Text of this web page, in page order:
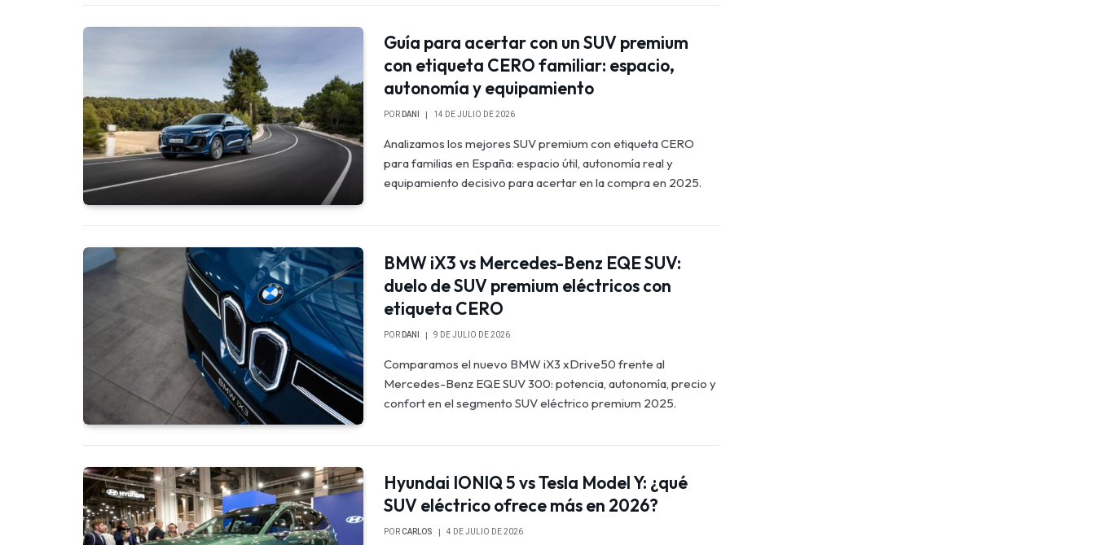
Guía para acertar con un SUV premium
con etiqueta CERO familiar: espacio,
autonomía y equipamiento
POR DANI 14 DE JULIO DE 2026
Analizamos los mejores SUV premium con etiqueta CERO
para familias en España: espacio útil, autonomía real y
equipamiento decisivo para acertar en la compra en 2025.
BMW iX3 vs Mercedes-Benz EQE SUV:
duelo de SUV premium eléctricos con
etiqueta CERO
POR DANI 9 DE JULIO DE 2026
Comparamos el nuevo BMW iX3 xDrive50 frente al
Mercedes-Benz EQE SUV 300: potencia, autonomía, precio y
confort en el segmento SUV eléctrico premium 2025.
Hyundai IONIQ 5 vs Tesla Model Y: ¿qué
SUV eléctrico ofrece más en 2026?
PORCARLOS 4 DE JULIO DE 2026